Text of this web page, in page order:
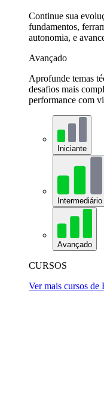
Continue sua
fundamentos,
autonomia, e
Avançado
Aprofunde temas
desafios mais
performance com
Iniciante
Intermediário
Avançado
CURSOS
Ver mais cursos de